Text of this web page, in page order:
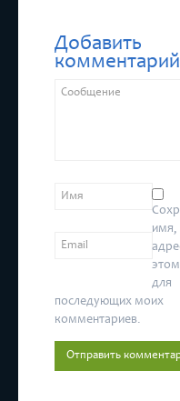
Добавить
комментарий
имя,
для
последующих моих
комментариев.